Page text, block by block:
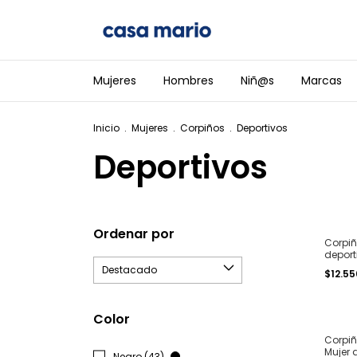
Mujeres Hombres Niñ@s Marcas
Inicio . Mujeres . Corpiños . Deportivos
Deportivos
Ordenar por
Color
Mujer